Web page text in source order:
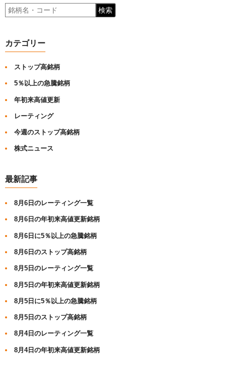
検索
カテゴリー
ストップ高銘柄
5％以上の急騰銘柄
年初来高値更新
レーティング
今週のストップ高銘柄
株式ニュース
最新記事
8月6日のレーティング一覧
8月6日の年初来高値更新銘柄
8月6日に5％以上の急騰銘柄
8月6日のストップ高銘柄
8月5日のレーティング一覧
8月5日の年初来高値更新銘柄
8月5日に5％以上の急騰銘柄
8月5日のストップ高銘柄
8月4日のレーティング一覧
8月4日の年初来高値更新銘柄